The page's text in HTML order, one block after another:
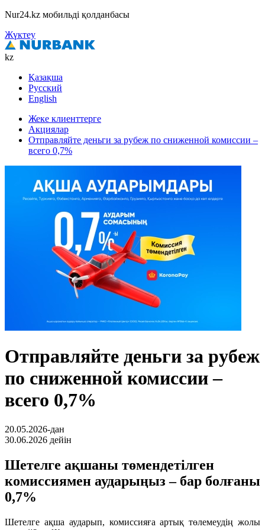
Nur24.kz мобильді қолданбасы
Жүктеу
kz
Қазақша
Русский
English
Жеке клиенттерге
Акциялар
Отправляйте деньги за рубеж по сниженной комиссии –
всего 0,7%
Отправляйте деньги за рубеж
по сниженной комиссии –
всего 0,7%
20.05.2026-дан
30.06.2026 дейін
Шетелге ақшаны төмендетілген
комиссиямен аударыңыз – бар болғаны
0,7%
Шетелге ақша аударып, комиссияға артық төлемеудің жолы